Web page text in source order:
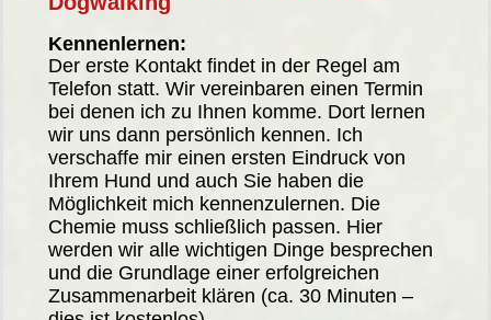
Kennenlernen:
Der erste Kontakt findet in der Regel am
Telefon statt. Wir vereinbaren einen Termin
bei denen ich zu Ihnen komme. Dort lernen
wir uns dann persönlich kennen. Ich
verschaffe mir einen ersten Eindruck von
Ihrem Hund und auch Sie haben die
Möglichkeit mich kennenzulernen. Die
Chemie muss schließlich passen. Hier
werden wir alle wichtigen Dinge besprechen
und die Grundlage einer erfolgreichen
Zusammenarbeit klären (ca. 30 Minuten –